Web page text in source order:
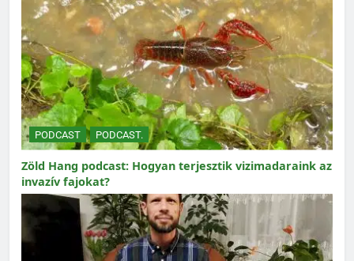
PODCAST PODCAST.
Zöld Hang podcast: Hogyan terjesztik vizimadaraink az
invazív fajokat?